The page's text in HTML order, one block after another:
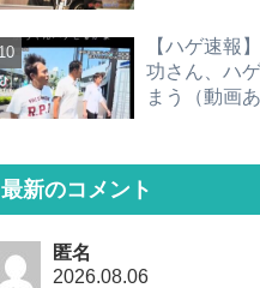
【ハゲ速報
功さん、ハ
まう（動画あ
最新のコメント
匿名
2026.08.06